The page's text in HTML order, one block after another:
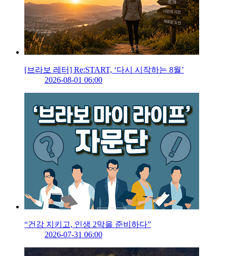
[브라보 레터] Re:START, ‘다시 시작하는 8월’
2026-08-01 06:00
“건강 지키고, 인생 2막을 준비하다”
2026-07-31 06:00